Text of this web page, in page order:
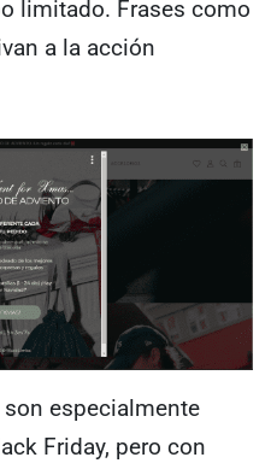
limitado. Frases como
a la acción
especialmente
Friday, pero con